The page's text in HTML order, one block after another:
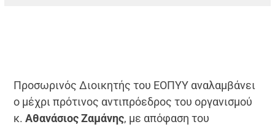
Προσωρινός Διοικητής του ΕΟΠΥΥ αναλαμβάνει
ο μέχρι πρότινος αντιπρόεδρος του οργανισμού
κ.Αθανάσιος Ζαμάνης, με απόφαση του